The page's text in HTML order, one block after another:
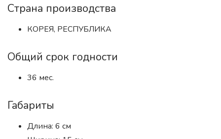
Страна производства
КОРЕЯ, РЕСПУБЛИКА
Общий срок годности
36 мес.
Габариты
Длина: 6 см